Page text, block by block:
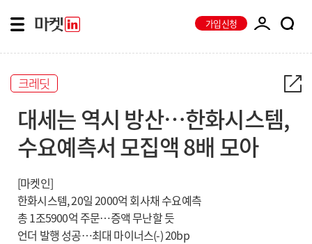
가입신청
크레딧
대세는 역시 방산…한화시스템,
수요예측서 모집액 8배 모아
[마켓인]
한화시스템, 20일 2000억 회사채 수요예측
총 1조5900억 주문…증액 무난할 듯
언더 발행 성공…최대 마이너스(-) 20bp